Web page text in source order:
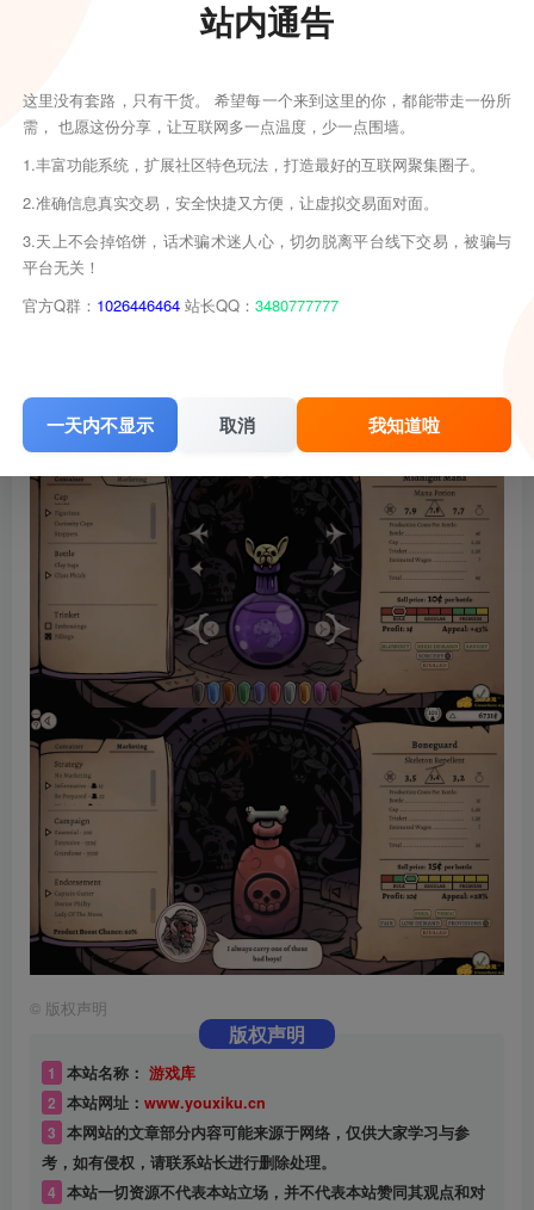
© 版权声明
版权声明
1 本站名称： 游戏库
2 本站网址： www.youxiku.cn
3 本网站的文章部分内容可能来源于网络，仅供大家学习与参
考，如有侵权，请联系站长进行删除处理。
4 本站一切资源不代表本站立场，并不代表本站赞同其观点和对
站内通告
这里没有套路，只有干货。 希望每一个来到这里的你，都能带走一份所
需， 也愿这份分享，让互联网多一点温度，少一点围墙。
1.丰富功能系统，扩展社区特色玩法，打造最好的互联网聚集圈子。
2.准确信息真实交易，安全快捷又方便，让虚拟交易面对面。
3.天上不会掉馅饼，话术骗术迷人心，切勿脱离平台线下交易，被骗与
平台无关！
官方Q群： 1026446464 站长QQ： 3480777777
一天内不显示 取消 我知道啦